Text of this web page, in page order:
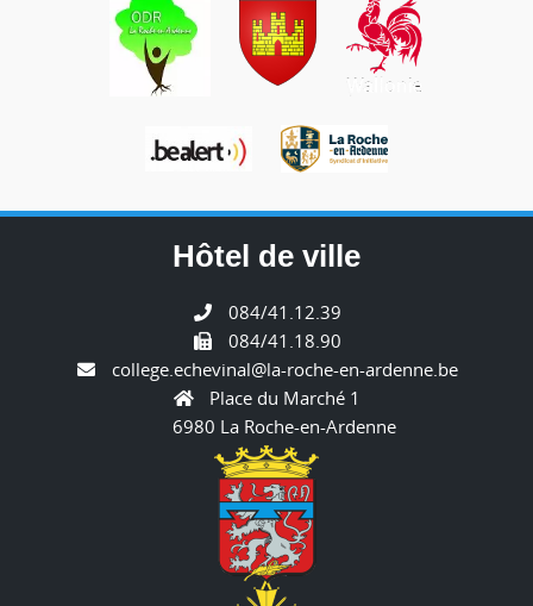
Hôtel de ville
084/41.12.39
084/41.18.90
college.echevinal@la-roche-en-ardenne.be
Place du Marché 1
6980 La Roche-en-Ardenne